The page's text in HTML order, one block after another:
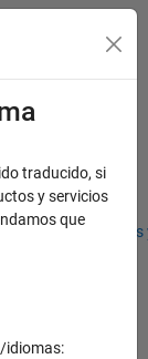
traducido, si
y servicios
que
idiomas: